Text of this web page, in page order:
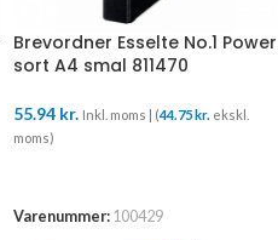
Brevordner Esselte No.1 Power
sort A4 smal 811470
55.94 kr. Inkl. moms | (44.75kr. ekskl.
moms)
Varenummer: 100429